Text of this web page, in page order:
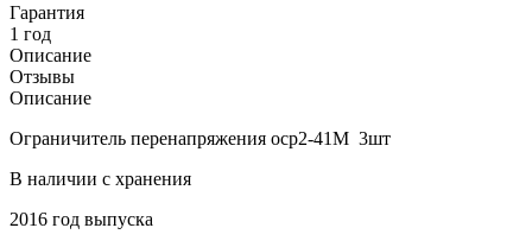
Гарантия
1 год
Описание
Отзывы
Описание
Ограничитель перенапряжения оср2-41М 3шт
В наличии с хранения
2016 год выпуска